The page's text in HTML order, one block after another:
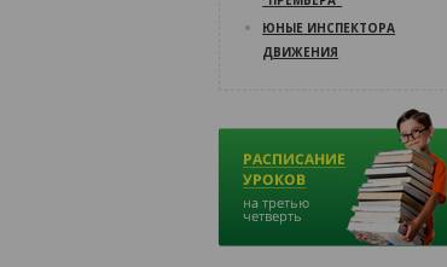
ЮНЫЕ ИНСПЕКТОРА
ДВИЖЕНИЯ